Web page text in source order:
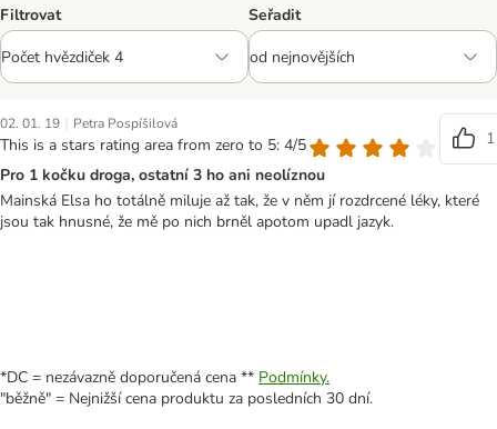
Filtrovat Seřadit
02. 01. 19 | Petra Pospíšilová
This is a stars rating area from zero to 5: 4/5
1
Pro 1 kočku droga, ostatní 3 ho ani neolíznou
Mainská Elsa ho totálně miluje až tak, že v něm jí rozdrcené léky, které
jsou tak hnusné, že mě po nich brněl apotom upadl jazyk.
*DC = nezávazně doporučená cena ** Podmínky.
"běžně" = Nejnižší cena produktu za posledních 30 dní.